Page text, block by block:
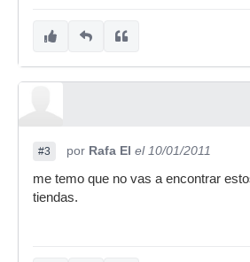
#3 por Rafa El el 10/01/2011
me temo que no vas a encontrar
tiendas.